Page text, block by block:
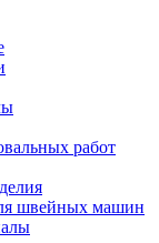
работ
швейных машин